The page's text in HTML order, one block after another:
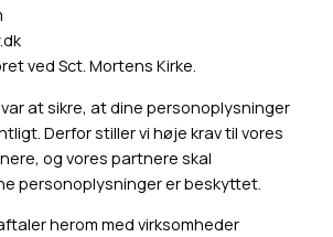
ved Sct. Mortens Kirke.
at sikre, at dine personoplysninger
Derfor stiller vi høje krav til vores
og vores partnere skal
personoplysninger er beskyttet.
herom med virksomheder